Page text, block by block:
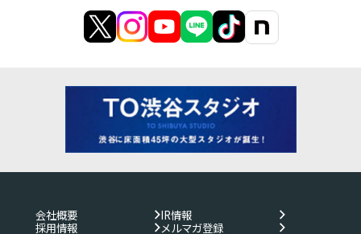
会社概要
IR情報
採用情報
メルマガ登録